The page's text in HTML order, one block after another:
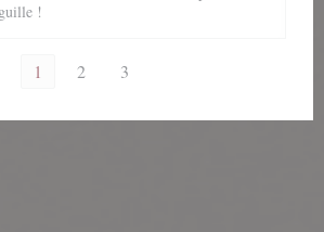
!
1 2 3